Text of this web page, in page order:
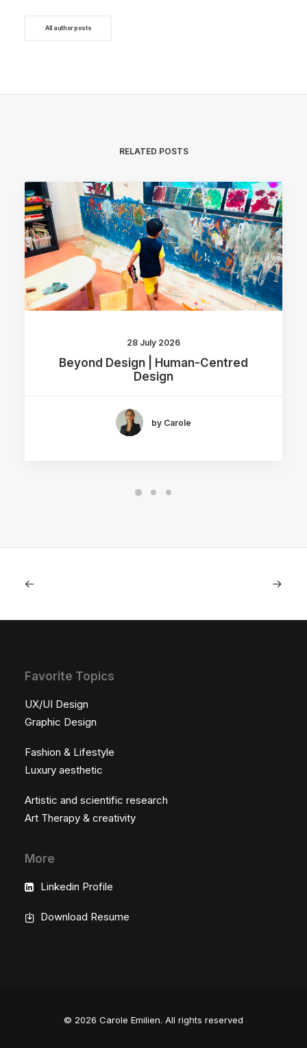
All author posts
RELATED POSTS
28 July 2026
Beyond Design | Human-Centred
Design
by Carole
Favorite Topics
UX/UI Design
Graphic Design
Fashion & Lifestyle
Luxury aesthetic
Artistic and scientific research
Art Therapy & creativity
More
Linkedin Profile
Download Resume
© 2026 Carole Emilien. All rights reserved